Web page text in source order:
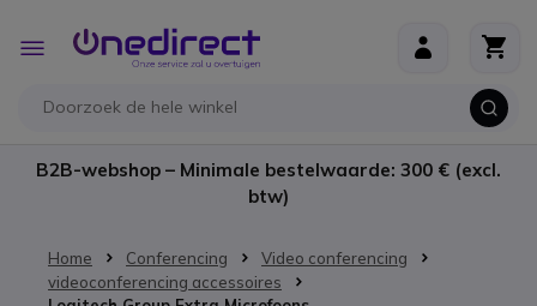
Toggle
Nav
B2B-webshop – Minimale bestelwaarde: 300 € (excl.
btw)
Home Conferencing
Video conferencing
videoconferencing accessoires